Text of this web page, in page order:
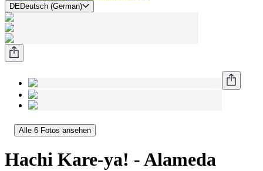
DEDeutsch (German)
Alle 6 Fotos ansehen
Hachi Kare-ya! - Alameda